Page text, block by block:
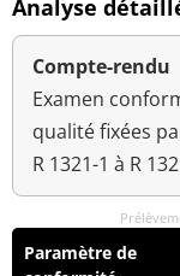
Analyse
Compte-rendu
Examen
qualité fixées
R 1321-1 à R
Paramètre de